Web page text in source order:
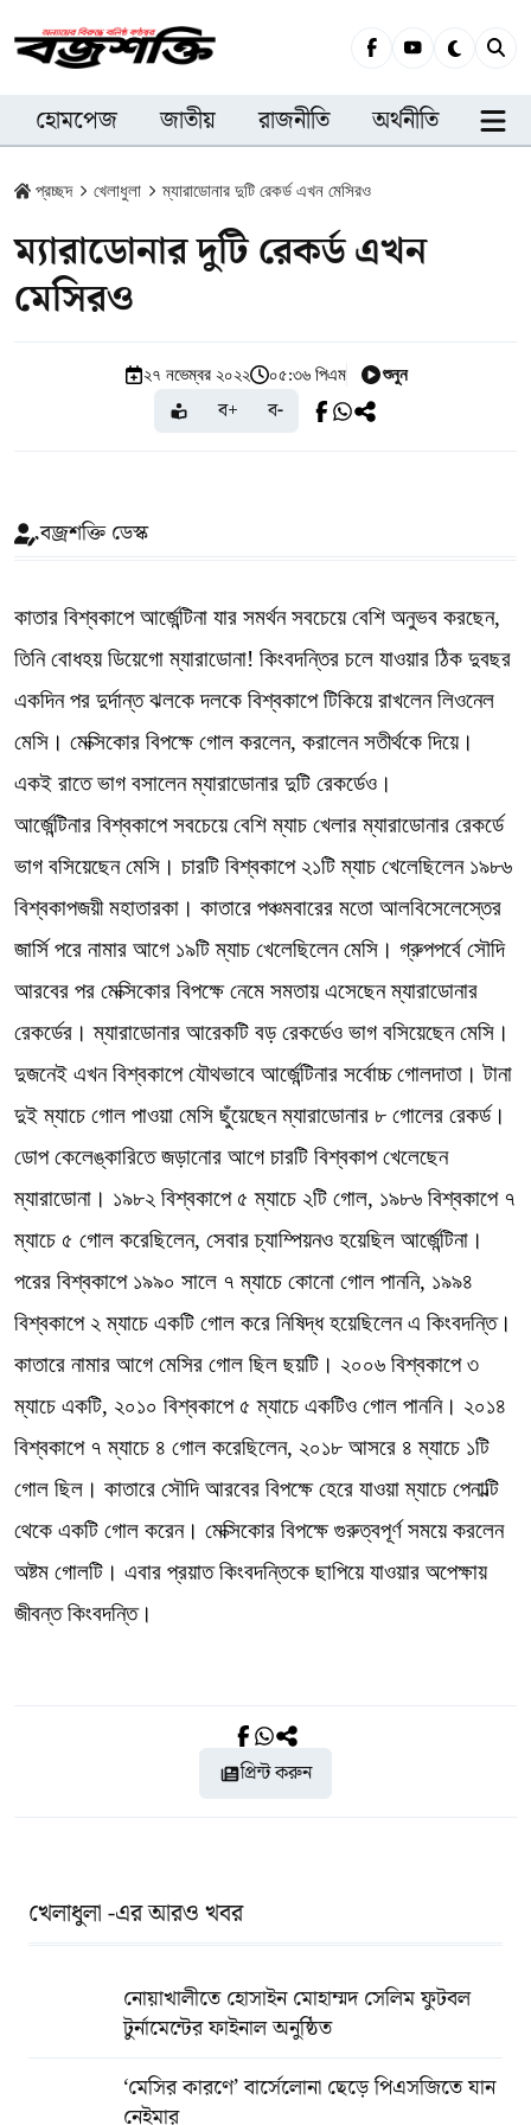
হোমপেজ জাতীয় রাজনীতি অর্থনীতি
প্রচ্ছদ খেলাধুলা ম্যারাডোনার দুটি রেকর্ড এখন মেসিরও
ম্যারাডোনার দুটি রেকর্ড এখন
মেসিরও
২৭ নভেম্বর ২০২২ ০৫:৩৬ পিএম শুনুন
ব+ ব-
বজ্রশক্তি ডেস্ক
কাতার বিশ্বকাপে আর্জেন্টিনা যার সমর্থন সবচেয়ে বেশি অনুভব করছেন,
তিনি বোধহয় ডিয়েগো ম্যারাডোনা! কিংবদন্তির চলে যাওয়ার ঠিক দুবছর
একদিন পর দুর্দান্ত ঝলকে দলকে বিশ্বকাপে টিকিয়ে রাখলেন লিওনেল
মেসি। মেক্সিকোর বিপক্ষে গোল করলেন, করালেন সতীর্থকে দিয়ে।
একই রাতে ভাগ বসালেন ম্যারাডোনার দুটি রেকর্ডেও।
আর্জেন্টিনার বিশ্বকাপে সবচেয়ে বেশি ম্যাচ খেলার ম্যারাডোনার রেকর্ডে
ভাগ বসিয়েছেন মেসি। চারটি বিশ্বকাপে ২১টি ম্যাচ খেলেছিলেন ১৯৮৬
বিশ্বকাপজয়ী মহাতারকা। কাতারে পঞ্চমবারের মতো আলবিসেলেস্তের
জার্সি পরে নামার আগে ১৯টি ম্যাচ খেলেছিলেন মেসি। গ্রুপপর্বে সৌদি
আরবের পর মেক্সিকোর বিপক্ষে নেমে সমতায় এসেছেন ম্যারাডোনার
রেকর্ডের। ম্যারাডোনার আরেকটি বড় রেকর্ডেও ভাগ বসিয়েছেন মেসি।
দুজনেই এখন বিশ্বকাপে যৌথভাবে আর্জেন্টিনার সর্বোচ্চ গোলদাতা। টানা
দুই ম্যাচে গোল পাওয়া মেসি ছুঁয়েছেন ম্যারাডোনার ৮ গোলের রেকর্ড।
ডোপ কেলেঙ্কারিতে জড়ানোর আগে চারটি বিশ্বকাপ খেলেছেন
ম্যারাডোনা। ১৯৮২ বিশ্বকাপে ৫ ম্যাচে ২টি গোল, ১৯৮৬ বিশ্বকাপে ৭
ম্যাচে ৫ গোল করেছিলেন, সেবার চ্যাম্পিয়নও হয়েছিল আর্জেন্টিনা।
পরের বিশ্বকাপে ১৯৯০ সালে ৭ ম্যাচে কোনো গোল পাননি, ১৯৯৪
বিশ্বকাপে ২ ম্যাচে একটি গোল করে নিষিদ্ধ হয়েছিলেন এ কিংবদন্তি।
কাতারে নামার আগে মেসির গোল ছিল ছয়টি। ২০০৬ বিশ্বকাপে ৩
ম্যাচে একটি, ২০১০ বিশ্বকাপে ৫ ম্যাচে একটিও গোল পাননি। ২০১৪
বিশ্বকাপে ৭ ম্যাচে ৪ গোল করেছিলেন, ২০১৮ আসরে ৪ ম্যাচে ১টি
গোল ছিল। কাতারে সৌদি আরবের বিপক্ষে হেরে যাওয়া ম্যাচে পেনাল্টি
থেকে একটি গোল করেন। মেক্সিকোর বিপক্ষে গুরুত্বপূর্ণ সময়ে করলেন
অষ্টম গোলটি। এবার প্রয়াত কিংবদন্তিকে ছাপিয়ে যাওয়ার অপেক্ষায়
জীবন্ত কিংবদন্তি।
প্রিন্ট করুন
খেলাধুলা -এর আরও খবর
নোয়াখালীতে হোসাইন মোহাম্মদ সেলিম ফুটবল
টুর্নামেন্টের ফাইনাল অনুষ্ঠিত
‘মেসির কারণে’ বার্সেলোনা ছেড়ে পিএসজিতে যান
নেইমার